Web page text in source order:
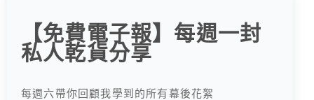
【免費電子報】每週一封
私人乾貨分享
每週六帶你回顧我學到的所有幕後花絮